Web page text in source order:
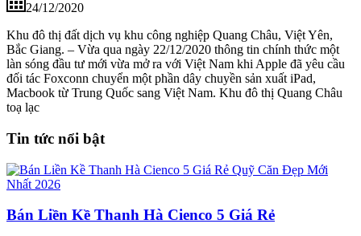
24/12/2020
Khu đô thị đất dịch vụ khu công nghiệp Quang Châu, Việt Yên,
Bắc Giang. – Vừa qua ngày 22/12/2020 thông tin chính thức một
làn sóng đầu tư mới vừa mở ra với Việt Nam khi Apple đã yêu cầu
đối tác Foxconn chuyển một phần dây chuyền sản xuất iPad,
Macbook từ Trung Quốc sang Việt Nam. Khu đô thị Quang Châu
toạ lạc
Tin tức nổi bật
Bán Liền Kề Thanh Hà Cienco 5 Giá Rẻ